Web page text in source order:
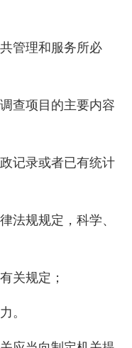
管理和服务所必
查项目的主要内容
记录或者已有统计
法规规定，科学、
关规定；
。